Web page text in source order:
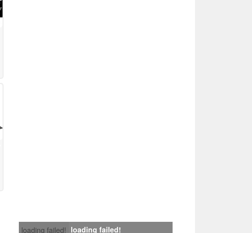
loading failed! loading failed!